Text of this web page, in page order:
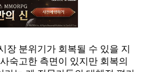
장 분위기가 회복될 수 있을 지
숙고한 측면이 있지만 회복의